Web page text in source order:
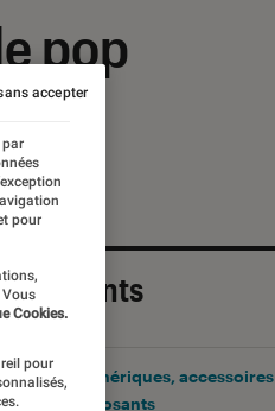
pop
récents
Périphériques, accessoires
et composants
par
pour
Cookies.
pour
accepter